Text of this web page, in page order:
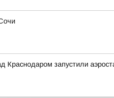
запустили